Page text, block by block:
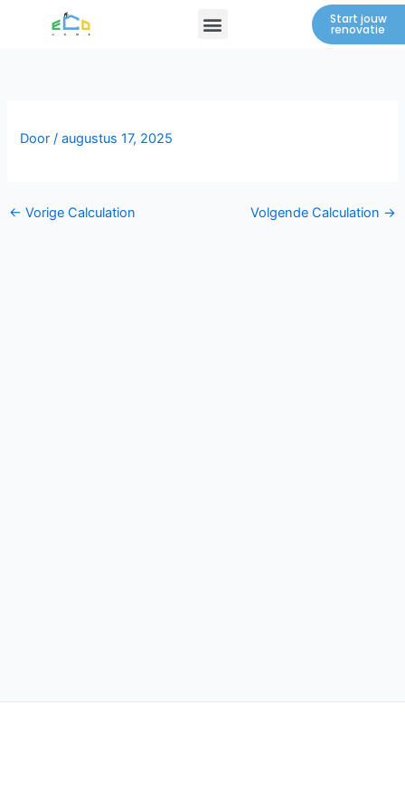
Menu Start jouw
renovatie
Door/augustus 17, 2025
← Vorige Calculation Volgende Calculation →